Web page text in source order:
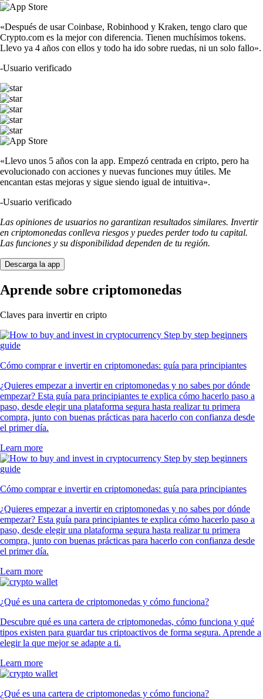
«Después de usar Coinbase, Robinhood y Kraken, tengo claro que
Crypto.com es la mejor con diferencia. Tienen muchísimos tokens.
Llevo ya 4 años con ellos y todo ha ido sobre ruedas, ni un solo fallo».
-Usuario verificado
«Llevo unos 5 años con la app. Empezó centrada en cripto, pero ha
evolucionado con acciones y nuevas funciones muy útiles. Me
encantan estas mejoras y sigue siendo igual de intuitiva».
-Usuario verificado
Las opiniones de usuarios no garantizan resultados similares. Invertir
en criptomonedas conlleva riesgos y puedes perder todo tu capital.
Las funciones y su disponibilidad dependen de tu región.
Descarga la app
Aprende sobre criptomonedas
Claves para invertir en cripto
Cómo comprar e invertir en criptomonedas: guía para principiantes
¿Quieres empezar a invertir en criptomonedas y no sabes por dónde
empezar? Esta guía para principiantes te explica cómo hacerlo paso a
paso, desde elegir una plataforma segura hasta realizar tu primera
compra, junto con buenas prácticas para hacerlo con confianza desde
el primer día.
Learn more
Cómo comprar e invertir en criptomonedas: guía para principiantes
¿Quieres empezar a invertir en criptomonedas y no sabes por dónde
empezar? Esta guía para principiantes te explica cómo hacerlo paso a
paso, desde elegir una plataforma segura hasta realizar tu primera
compra, junto con buenas prácticas para hacerlo con confianza desde
el primer día.
Learn more
¿Qué es una cartera de criptomonedas y cómo funciona?
Descubre qué es una cartera de criptomonedas, cómo funciona y qué
tipos existen para guardar tus criptoactivos de forma segura. Aprende a
elegir la que mejor se adapte a ti.
Learn more
¿Qué es una cartera de criptomonedas y cómo funciona?